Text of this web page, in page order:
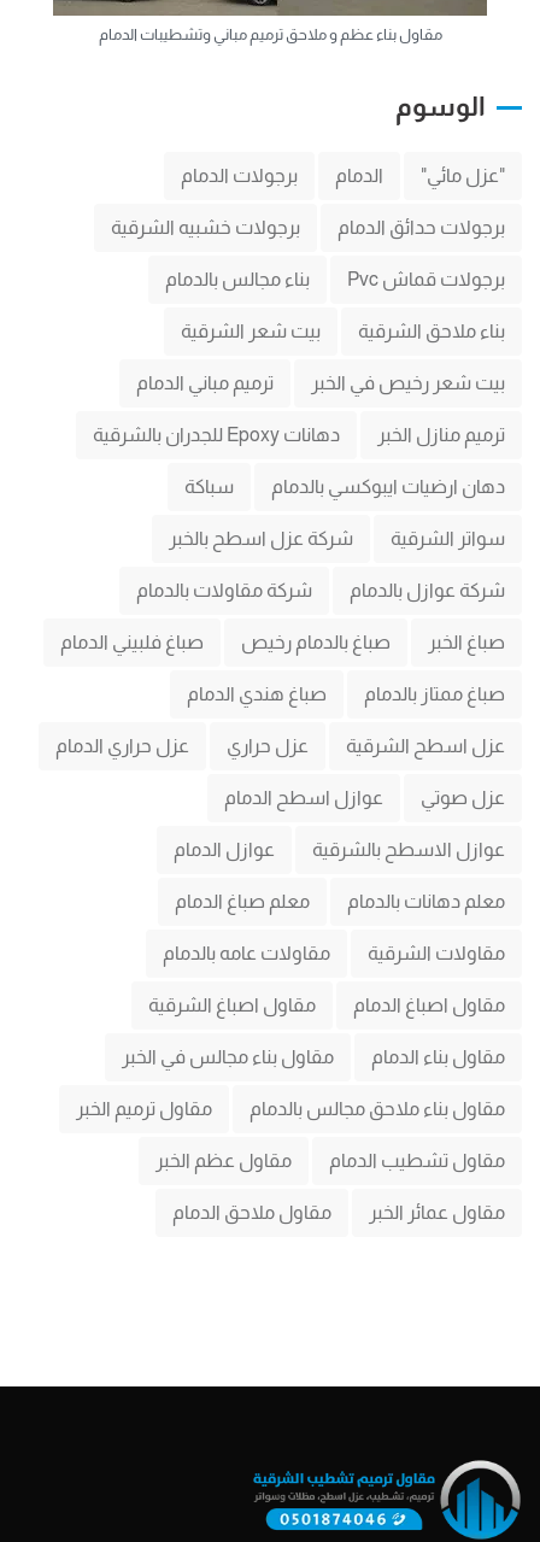
مقاول بناء عظم و ملاحق ترميم مباني وتشطيبات الدمام
الوسوم
"عزل مائي" الدمام برجولات الدمام
برجولات حدائق الدمام برجولات خشبيه الشرقية
برجولات قماش Pvc بناء مجالس بالدمام
بناء ملاحق الشرقية بيت شعر الشرقية
بيت شعر رخيص في الخبر ترميم مباني الدمام
ترميم منازل الخبر دهانات Epoxy للجدران بالشرقية
دهان ارضيات ايبوكسي بالدمام سباكة
سواتر الشرقية شركة عزل اسطح بالخبر
شركة عوازل بالدمام شركة مقاولات بالدمام
صباغ الخبر صباغ بالدمام رخيص صباغ فلبيني الدمام
صباغ ممتاز بالدمام صباغ هندي الدمام
عزل اسطح الشرقية عزل حراري عزل حراري الدمام
عزل صوتي عوازل اسطح الدمام
عوازل الاسطح بالشرقية عوازل الدمام
معلم دهانات بالدمام معلم صباغ الدمام
مقاولات الشرقية مقاولات عامه بالدمام
مقاول اصباغ الدمام مقاول اصباغ الشرقية
مقاول بناء الدمام مقاول بناء مجالس في الخبر
مقاول بناء ملاحق مجالس بالدمام مقاول ترميم الخبر
مقاول تشطيب الدمام مقاول عظم الخبر
مقاول عمائر الخبر مقاول ملاحق الدمام